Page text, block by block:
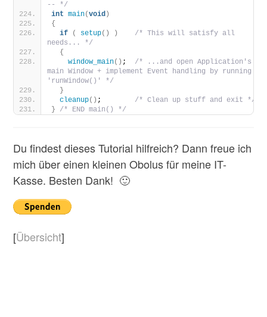
-- */
int main(void )
{
if
( setup() )
/* This will satisfy all
needs... */
{
window_main() ; /* ...and open Application's
main Window + implement Event handling by running
'runWindow()' */
}
cleanup() ; /* Clean up stuff and exit */
}
/* END main() */
Du findest dieses Tutorial hilfreich? Dann freue ich
mich über einen kleinen Obolus für meine IT-
Kasse. Besten Dank! 🙂
[Übersicht]